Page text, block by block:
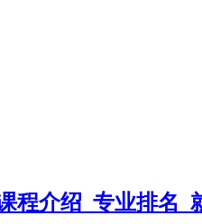
程介绍_专业排名_